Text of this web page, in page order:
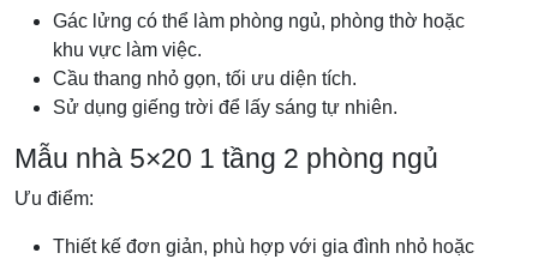
Gác lửng có thể làm phòng ngủ, phòng thờ hoặc
khu vực làm việc.
Cầu thang nhỏ gọn, tối ưu diện tích.
Sử dụng giếng trời để lấy sáng tự nhiên.
Mẫu nhà 5×20 1 tầng 2 phòng ngủ
Ưu điểm:
Thiết kế đơn giản, phù hợp với gia đình nhỏ hoặc